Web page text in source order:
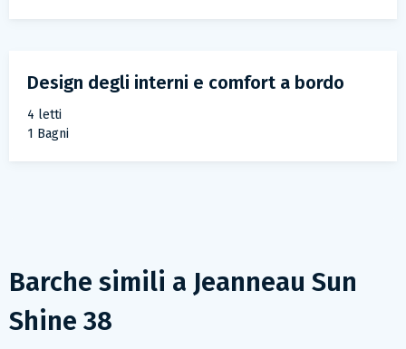
Design degli interni e comfort a bordo
4 letti
1 Bagni
Barche simili a Jeanneau Sun
Shine 38